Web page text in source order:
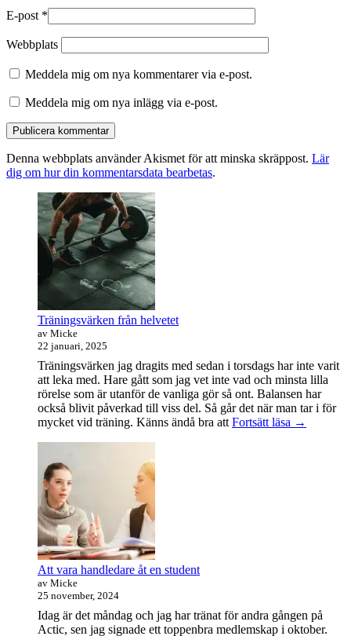
E-post *
Webbplats
Meddela mig om nya kommentarer via e-post.
Meddela mig om nya inlägg via e-post.
Denna webbplats använder Akismet för att minska skräppost. Lär
dig om hur din kommentarsdata bearbetas.
Primära
sidofältet
Widget
område
Träningsvärken från helvetet
av Micke
22 januari, 2025
Träningsvärken jag dragits med sedan i torsdags har inte varit
att leka med. Hare gått som jag vet inte vad och minsta lilla
rörelse som är utanför de vanliga gör så ont. Balansen har
också blivit påverkad till viss del. Så går det när man tar i för
mycket vid träning. Känns ändå bra att Fortsätt läsa →
Att vara handledare åt en student
av Micke
25 november, 2024
Idag är det måndag och jag har tränat för andra gången på
Actic, sen jag signade ett toppenbra medlemskap i oktober.